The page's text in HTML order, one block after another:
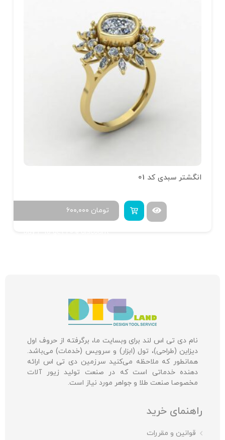
انگشتر سبدی کد 01
۶۰۰,۰۰۰ تومان
نام دی تی اس لند برای وبسایت ما، برگرفته از حروف اول
دیزاین (طراحی)، تول (ابزار) و سرویس (خدمات) می‌باشد.
همانطور که ملاحظه می‌کنید سرزمین دی تی اس ارائه
دهنده خدماتی است که در صنعت تولید زیور آلات
مخصوصا صنعت طلا و جواهر مورد نیاز است.
راهنمای خرید
قوانین و مقررات